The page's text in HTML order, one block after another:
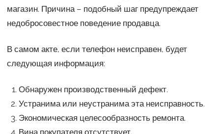
магазин. Причина – подобный шаг предупреждает
недобросовестное поведение продавца.
В самом акте, если телефон неисправен, будет
следующая информация:
Обнаружен производственный дефект.
Устранима или неустранима эта неисправность.
Экономическая целесообразность ремонта.
Вина покупателя отсутствует.